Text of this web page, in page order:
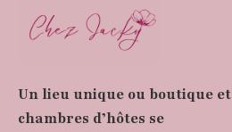
Un lieu unique ou boutique et
chambres d’hôtes se